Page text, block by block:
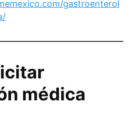
gastroenterol
médica